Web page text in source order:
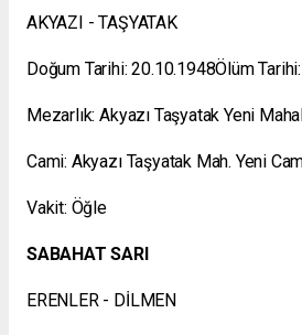
AKYAZI - TAŞYATAK
Doğum Tarihi: 20.10.1948Ölüm
Mezarlık: Akyazı Taşyatak Yeni
Cami: Akyazı Taşyatak Mah. Yeni
Vakit: Öğle
SABAHAT SARI
ERENLER - DİLMEN